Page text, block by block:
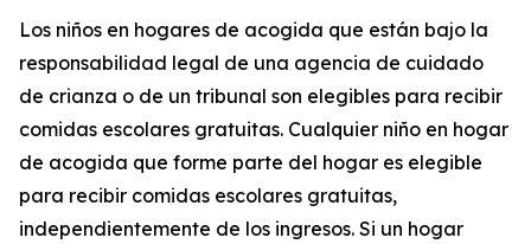
Los niños en hogares de acogida que están bajo la
responsabilidad legal de una agencia de cuidado
de crianza o de un tribunal son elegibles para recibir
comidas escolares gratuitas. Cualquier niño en hogar
de acogida que forme parte del hogar es elegible
para recibir comidas escolares gratuitas,
independientemente de los ingresos. Si un hogar